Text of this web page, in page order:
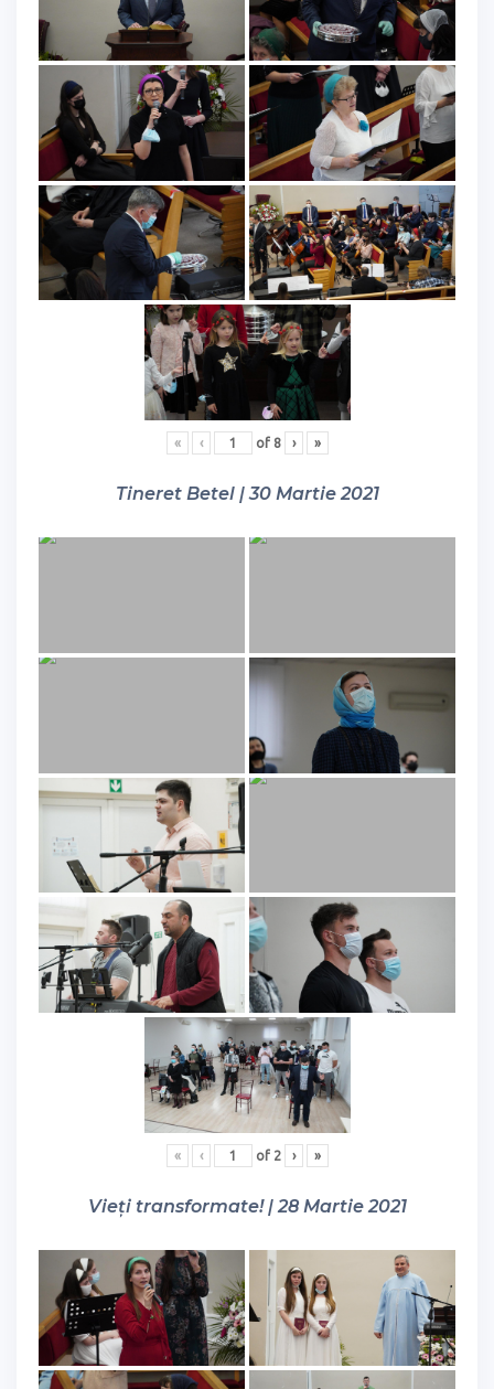
« ‹ of 8 › »
Tineret Betel | 30 Martie 2021
« ‹ of 2 › »
Vieți transformate! | 28 Martie 2021